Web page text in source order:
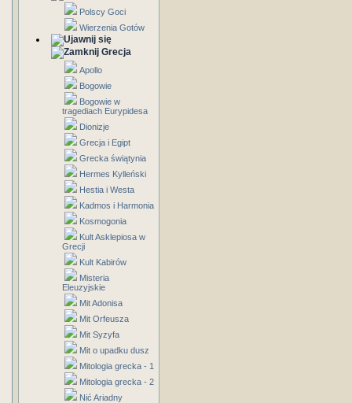
Polscy Goci
Wierzenia Gotów
Grecja
Apollo
Bogowie
Bogowie w
tragediach Eurypidesa
Dionizje
Grecja i Egipt
Grecka świątynia
Hermes Kylleński
Hestia i Westa
Kadmos i Harmonia
Kosmogonia
Kult Asklepiosa w
Grecji
Kult Kabirów
Misteria
Eleuzyjskie
Mit Adonisa
Mit Orfeusza
Mit Syzyfa
Mit o upadku dusz
Mitologia grecka - 1
Mitologia grecka - 2
Nić Ariadny